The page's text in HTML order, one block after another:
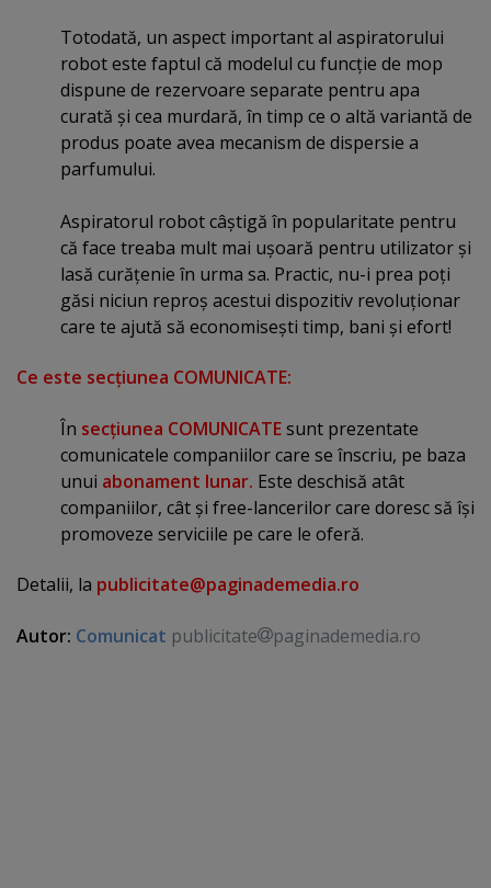
Totodată, un aspect important al aspiratorului
robot este faptul că modelul cu funcţie de mop
dispune de rezervoare separate pentru apa
curată şi cea murdară, în timp ce o altă variantă de
produs poate avea mecanism de dispersie a
parfumului.
Aspiratorul robot câştigă în popularitate pentru
că face treaba mult mai uşoară pentru utilizator şi
lasă curăţenie în urma sa. Practic, nu-i prea poţi
găsi niciun reproş acestui dispozitiv revoluţionar
care te ajută să economiseşti timp, bani şi efort!
Ce este secţiunea COMUNICATE:
În secţiunea COMUNICATEsunt prezentate
comunicatele companiilor care se înscriu, pe baza
unui abonament lunar. Este deschisă atât
companiilor, cât şi free-lancerilor care doresc să îşi
promoveze serviciile pe care le oferă.
Detalii, la publicitate@paginademedia.ro
Autor: Comunicat publicitate paginademedia.ro